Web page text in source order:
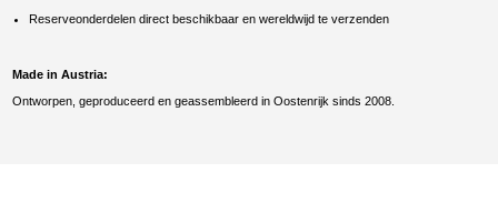
Reserveonderdelen direct beschikbaar en wereldwijd te verzenden
Made in Austria:
Ontworpen, geproduceerd en geassembleerd in Oostenrijk sinds 2008.